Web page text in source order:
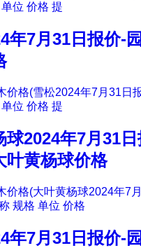
位 价格 提
年7月31日报价-
价格(雪松2024年7月31日
位 价格 提
球2024年7月31日
叶黄杨球价格
价格(大叶黄杨球2024年7
规格 单位 价格
年7月31日报价-